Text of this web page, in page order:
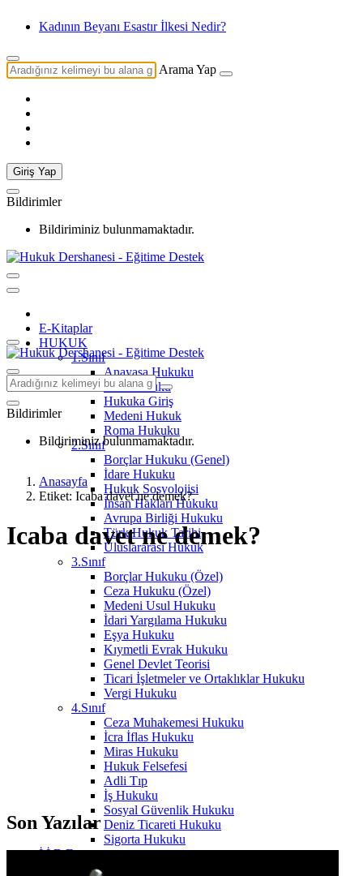
Kadının Beyanı Esastır İlkesi Nedir?
Arama Yap
Giriş Yap
Bildirimler
Bildiriminiz bulunmamaktadır.
E-Kitaplar
HUKUK
1.Sınıf
Anayasa Hukuku
Aile Hukuku
Hukuka Giriş
Medeni Hukuk
Roma Hukuku
2.Sınıf
Borçlar Hukuku (Genel)
İdare Hukuku
Hukuk Sosyolojisi
İnsan Hakları Hukuku
Avrupa Birliği Hukuku
Türk Hukuk Tarihi
Uluslararası Hukuk
3.Sınıf
Borçlar Hukuku (Özel)
Ceza Hukuku (Özel)
Medeni Usul Hukuku
İdari Yargılama Hukuku
Eşya Hukuku
Kıymetli Evrak Hukuku
Genel Devlet Teorisi
Ticari İşletmeler ve Ortaklıklar Hukuku
Vergi Hukuku
4.Sınıf
Ceza Muhakemesi Hukuku
İcra İflas Hukuku
Miras Hukuku
Hukuk Felsefesi
Adli Tıp
İş Hukuku
Sosyal Güvenlik Hukuku
Deniz Ticareti Hukuku
Sigorta Hukuku
İ.İ.B.F
İktisat Bölümü
Bildirimler
Bildiriminiz bulunmamaktadır.
Anasayfa
Etiket: Icaba davet ne demek?
Icaba davet ne demek?
Son Yazılar